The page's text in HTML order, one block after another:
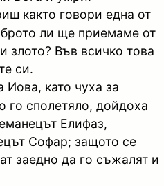
както говори една от
ли ще приемаме от
злото? Във всичко това
си.
Иова, като чуха за
го сполетяло, дойдоха
Елифаз,
Софар; защото се
заедно да го съжалят и